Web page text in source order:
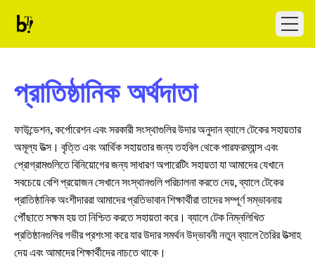
Ballet Tech
প্রাতিষ্ঠানিক অর্থদাতা
ফাউন্ডেশন, কর্পোরেশন এবং সরকারী সংস্থাগুলির উদার অনুদান ব্যালে টেকের সহায়তার
অমূল্য উত্স। বৃত্তি এবং আর্থিক সহায়তার জন্য তহবিল থেকে পারফরম্যান্স এবং
প্রোগ্রামগুলিতে বিনিয়োগের জন্য সাধারণ অপারেটিং সহায়তা যা আমাদের যেখানে
সবচেয়ে বেশি প্রয়োজন সেখানে সংস্থানগুলি পরিচালনা করতে দেয়, ব্যালে টেকের
প্রাতিষ্ঠানিক অংশীদাররা আমাদের প্রতিভাবান শিক্ষার্থীরা তাদের সম্পূর্ণ সম্ভাবনায়
পৌঁছাতে সক্ষম হয় তা নিশ্চিত করতে সহায়তা করে। ব্যালে টেক নিম্নলিখিত
প্রতিষ্ঠানগুলির গভীর প্রশংসা করে যার উদার সমর্থন উদ্ভাবনী নতুন ব্যালে তৈরির উত্সাহ
দেয় এবং আমাদের শিক্ষার্থীদের নাচতে থাকে।